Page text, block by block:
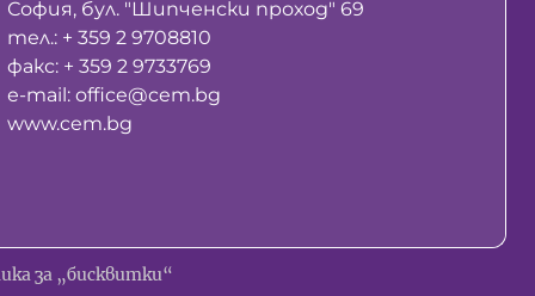
София, бул. "Шипченски проход" 69
тел.: + 359 2 9708810
факс: + 359 2 9733769
е-mail: office@cem.bg
www.cem.bg
за „бисквитки“